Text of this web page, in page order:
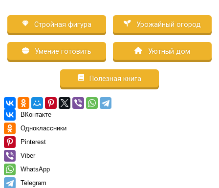
Стройная фигура Урожайный огород
Умение готовить Уютный дом
Полезная книга
ВКонтакте
Одноклассники
Pinterest
Viber
WhatsApp
Telegram